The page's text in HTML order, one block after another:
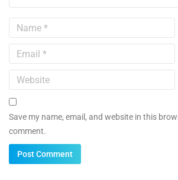
Save my name, email, and website in this
comment.